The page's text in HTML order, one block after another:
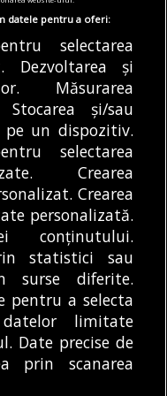
sâmbătă, în zona
că liniile STB 66,
COOKIES
București.
by TRS Design.
Cookie
Policy (EU)
Cookie
Policy
datele pentru a oferi:
selectarea
Dezvoltarea și
Măsurarea
Stocarea și/sau
pe un dispozitiv.
selectarea
Crearea
Crearea
personalizată.
conținutului.
statistici sau
surse diferite.
pentru a selecta
limitate
Date precise de
prin scanarea